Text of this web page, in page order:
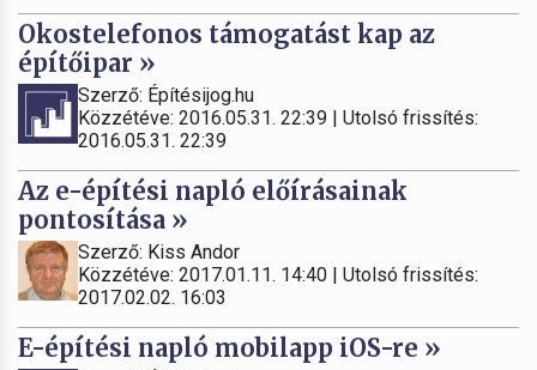
Okostelefonos támogatást kap az
építőipar »
Szerző: Építésijog.hu
Közzétéve: 2016.05.31. 22:39 | Utolsó frissítés:
2016.05.31. 22:39
Az e-építési napló előírásainak
pontosítása »
Szerző: Kiss Andor
Közzétéve: 2017.01.11. 14:40 | Utolsó frissítés:
2017.02.02. 16:03
E-építési napló mobilapp iOS-re »